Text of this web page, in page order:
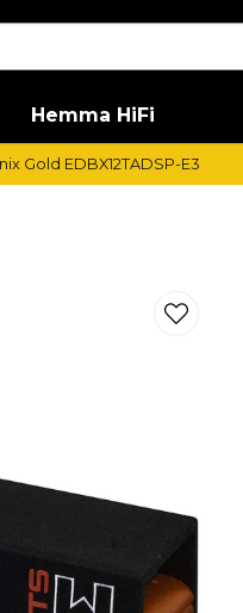
Hemma HiFi
Gold EDBX12TADSP-E3